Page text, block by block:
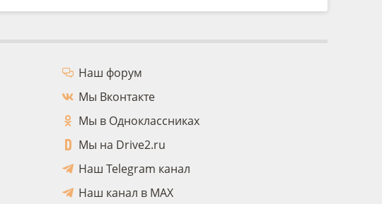
Наш форум
Мы Вконтакте
Мы в Одноклассниках
Мы на Drive2.ru
Наш Telegram канал
Наш канал в MAX